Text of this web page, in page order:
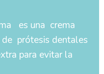
es una crema
prótesis dentales
para evitar la